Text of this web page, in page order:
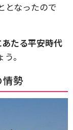
となったので
あたる平安時代
。
勢